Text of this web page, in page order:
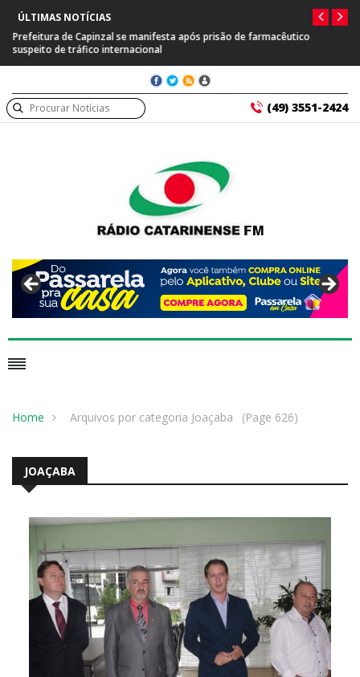
ÚLTIMAS NOTÍCIAS
Prefeitura de Capinzal se manifesta após prisão de farmacêutico
suspeito de tráfico internacional
(49) 3551-2424
Home Arquivos por categoria Joaçaba (Page 626)
JOAÇABA